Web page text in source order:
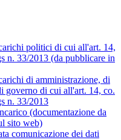
politici di cui all'art. 14,
n. 33/2013 (da pubblicare in
di amministrazione, di
governo di cui all'art. 14, co.
n. 33/2013
(documentazione da
sito web)
comunicazione dei dati